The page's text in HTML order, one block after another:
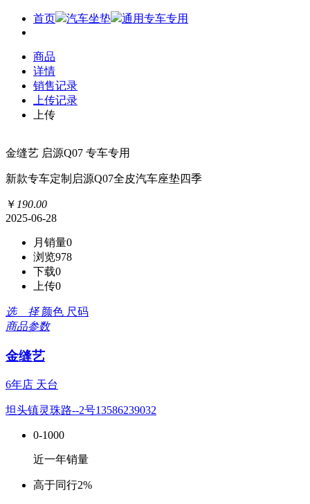
首页 汽车坐垫 通用专车专用
商品
详情
销售记录
上传记录
上传
金缝艺 启源Q07 专车专用
新款专车定制启源Q07全皮汽车座垫四季
￥ 190.00
2025-06-28
月销量0
浏览978
下载0
上传0
选 择 颜色 尺码
商品参数
金缝艺
6年店 天台
坦头镇灵珠路--2号13586239032
0-1000
近一年销量
高于同行2%